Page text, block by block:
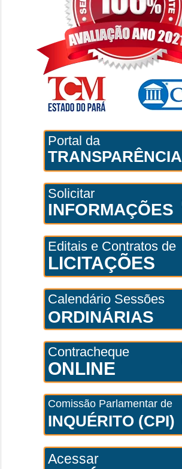
Portal da
TRANSPARÊNCIA
Solicitar
INFORMAÇÕES
Editais e Contratos de
LICITAÇÕES
Calendário Sessões
ORDINÁRIAS
Contracheque
ONLINE
Comissão Parlamentar de
INQUÉRITO (CPI)
Acessar